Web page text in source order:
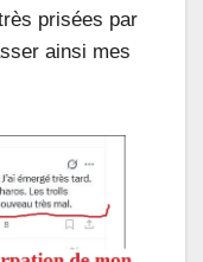
prisées par
ainsi mes